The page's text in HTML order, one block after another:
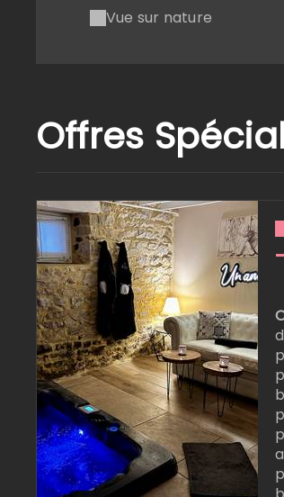
Vue sur nature
Offres